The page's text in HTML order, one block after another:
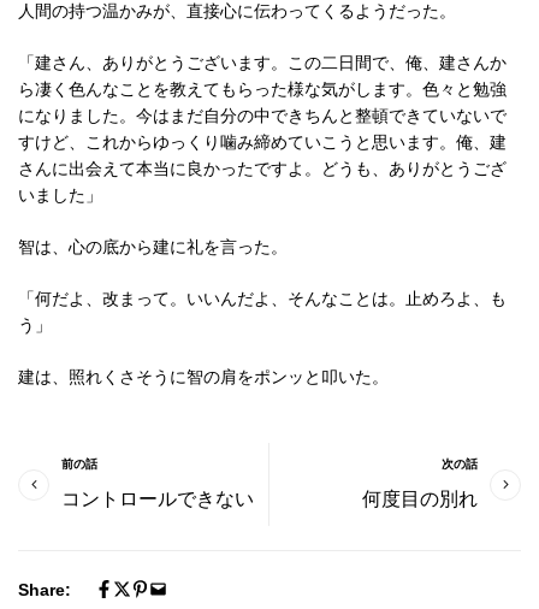
人間の持つ温かみが、直接心に伝わってくるようだった。
「建さん、ありがとうございます。この二日間で、俺、建さんか
ら凄く色んなことを教えてもらった様な気がします。色々と勉強
になりました。今はまだ自分の中できちんと整頓できていないで
すけど、これからゆっくり噛み締めていこうと思います。俺、建
さんに出会えて本当に良かったですよ。どうも、ありがとうござ
いました」
智は、心の底から建に礼を言った。
「何だよ、改まって。いいんだよ、そんなことは。止めろよ、も
う」
建は、照れくさそうに智の肩をポンッと叩いた。
前の話
コントロールできない
次の話
何度目の別れ
Share: